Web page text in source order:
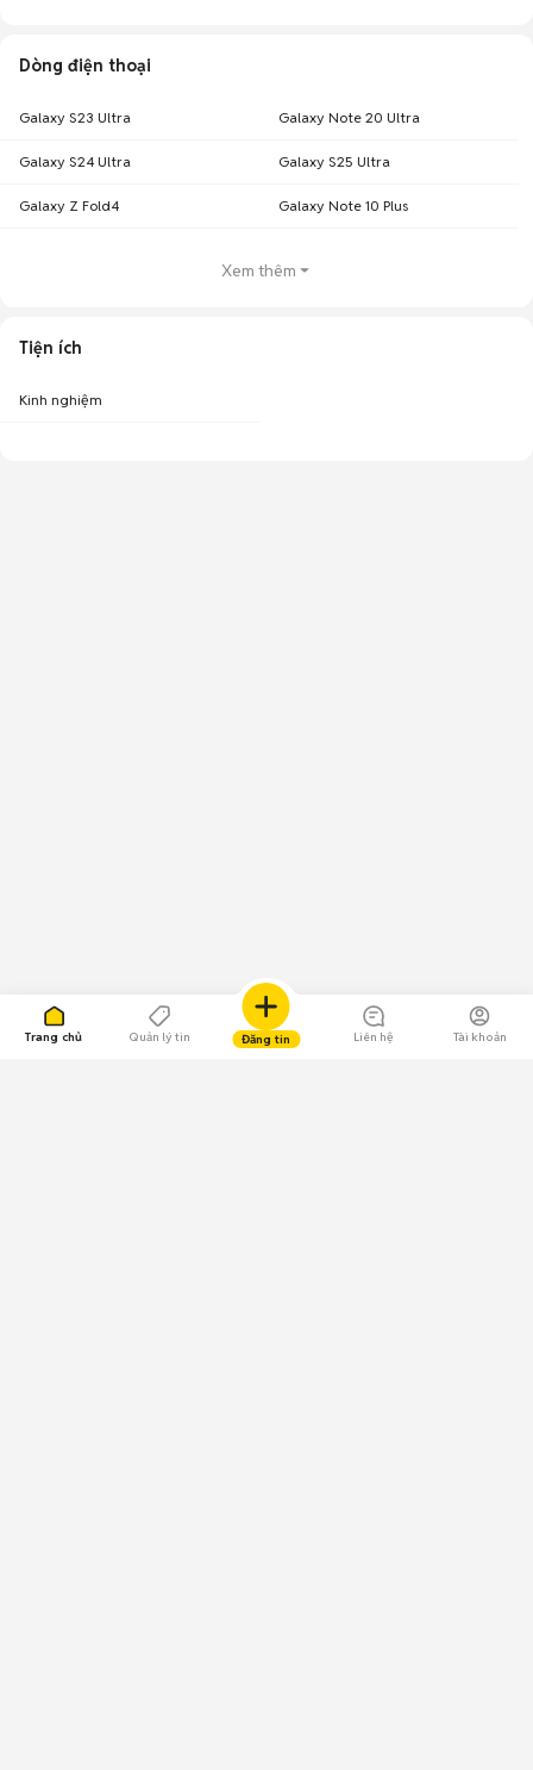
Trang chủ Quản lý tin Đăng tin Liên hệ Tài khoản
Dòng điện thoại
Galaxy S23 Ultra Galaxy Note 20 Ultra
Galaxy S24 Ultra Galaxy S25 Ultra
Galaxy Z Fold4 Galaxy Note 10 Plus
Xem thêm
Tiện ích
Kinh nghiệm